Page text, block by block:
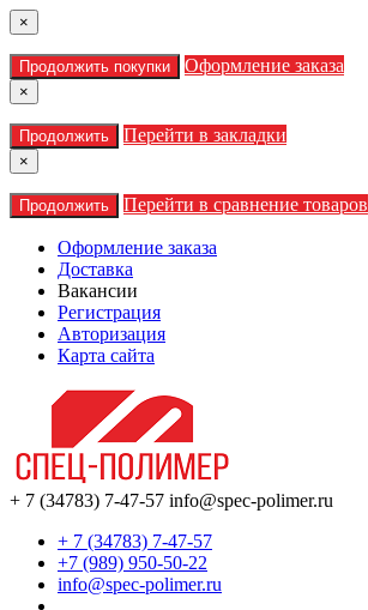
×
Продолжить покупки Оформление заказа
×
Продолжить Перейти в закладки
×
Продолжить Перейти в сравнение товаров
Оформление заказа
Доставка
Вакансии
Регистрация
Авторизация
Карта сайта
+ 7 (34783) 7-47-57 info@spec-polimer.ru
+ 7 (34783) 7-47-57
+7 (989) 950-50-22
info@spec-polimer.ru